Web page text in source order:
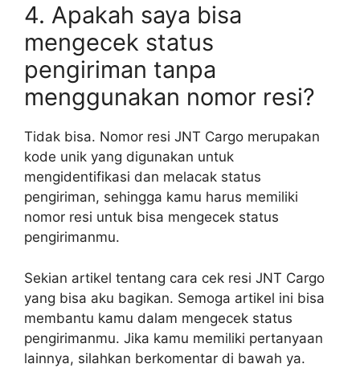
4. Apakah saya bisa
mengecek status
pengiriman tanpa
menggunakan nomor resi?
Tidak bisa. Nomor resi JNT Cargo merupakan
kode unik yang digunakan untuk
mengidentifikasi dan melacak status
pengiriman, sehingga kamu harus memiliki
nomor resi untuk bisa mengecek status
pengirimanmu.
Sekian artikel tentang cara cek resi JNT Cargo
yang bisa aku bagikan. Semoga artikel ini bisa
membantu kamu dalam mengecek status
pengirimanmu. Jika kamu memiliki pertanyaan
lainnya, silahkan berkomentar di bawah ya.